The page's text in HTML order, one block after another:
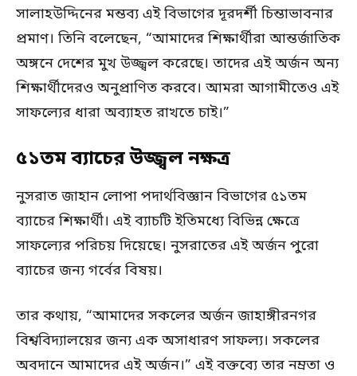
সালাহউদ্দিনের মন্তব্য এই বিভাগের দূরদর্শী চিন্তাভাবনার
প্রমাণ। তিনি বলেছেন, “আমাদের শিক্ষার্থীরা আন্তর্জাতিক
অঙ্গনে দেশের মুখ উজ্জ্বল করেছে। তাদের এই অর্জন অন্য
শিক্ষার্থীদেরও অনুপ্রাণিত করবে। আমরা আগামীতেও এই
সাফল্যের ধারা অব্যাহত রাখতে চাই।”
৫১তম ব্যাচের উজ্জ্বল নক্ষত্র
নুসরাত জাহান লোপা পদার্থবিজ্ঞান বিভাগের ৫১তম
ব্যাচের শিক্ষার্থী। এই ব্যাচটি ইতিমধ্যে বিভিন্ন ক্ষেত্রে
সাফল্যের পরিচয় দিয়েছে। নুসরাতের এই অর্জন পুরো
ব্যাচের জন্য গর্বের বিষয়।
তার কথায়, “আমাদের সকলের অর্জন জাহাঙ্গীরনগর
বিশ্ববিদ্যালয়ের জন্য এক অসাধারণ সাফল্য। সকলের
অবদানে আমাদের এই অর্জন।” এই বক্তব্যে তার নম্রতা ও